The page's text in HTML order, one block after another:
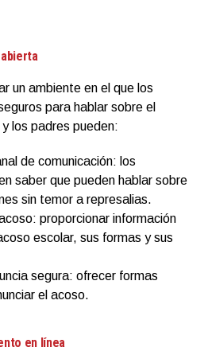
un ambiente en el que los
para hablar sobre el
los padres pueden:
de comunicación: los
saber que pueden hablar sobre
sin temor a represalias.
proporcionar información
escolar, sus formas y sus
segura: ofrecer formas
el acoso.
en línea